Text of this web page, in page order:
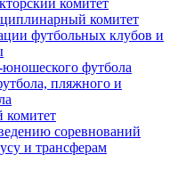
комитет
комитет
футбольных клубов и
футбола
пляжного и
комитет
соревнований
и трансферам